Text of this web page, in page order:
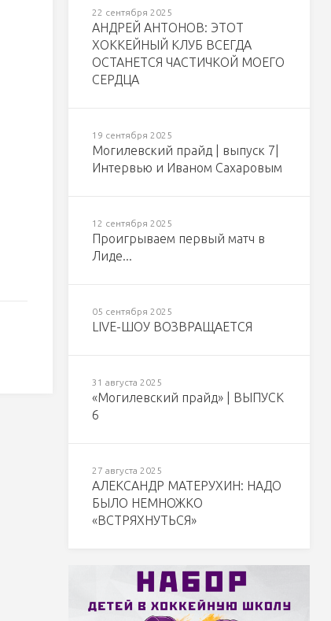
22 сентября 2025
АНДРЕЙ АНТОНОВ: ЭТОТ
ХОККЕЙНЫЙ КЛУБ ВСЕГДА
ОСТАНЕТСЯ ЧАСТИЧКОЙ МОЕГО
СЕРДЦА
19 сентября 2025
Могилевский прайд | выпуск 7|
Интервью и Иваном Сахаровым
12 сентября 2025
Проигрываем первый матч в
Лиде...
05 сентября 2025
LIVE-ШОУ ВОЗВРАЩАЕТСЯ
31 августа 2025
«Могилевский прайд» | ВЫПУСК
6
27 августа 2025
АЛЕКСАНДР МАТЕРУХИН: НАДО
БЫЛО НЕМНОЖКО
«ВСТРЯХНУТЬСЯ»